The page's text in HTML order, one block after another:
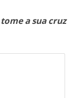
tome a sua cruz